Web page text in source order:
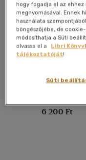
Vélemény szerint
MSD geriatriai
Utolsó ismert
6 200 Ft
hogy fogadja el az ehhez
megnyomásával. Ennek
használata
böngészőjébe, de
módosíthatja a Süti
olvassa el a
Libri
tájékoztatóját!
Süti